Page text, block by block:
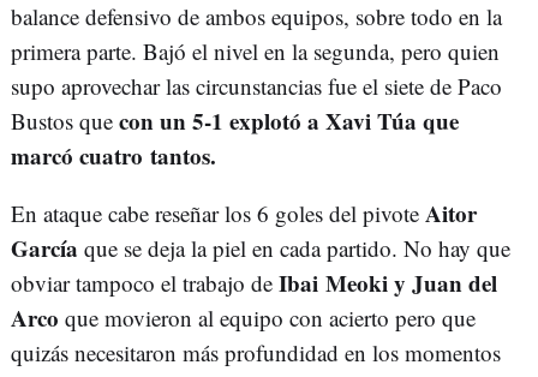
balance defensivo de ambos equipos, sobre todo en la
primera parte. Bajó el nivel en la segunda, pero quien
supo aprovechar las circunstancias fue el siete de Paco
Bustos que con un 5-1 explotó a Xavi Túa que
marcó cuatro tantos.
En ataque cabe reseñar los 6 goles del pivote Aitor
García que se deja la piel en cada partido. No hay que
obviar tampoco el trabajo de Ibai Meoki y Juan del
Arco que movieron al equipo con acierto pero que
quizás necesitaron más profundidad en los momentos